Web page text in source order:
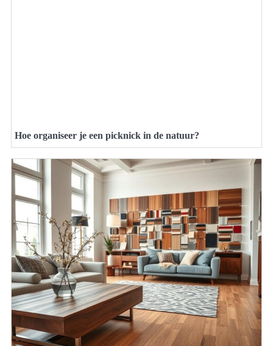
Hoe organiseer je een picknick in de natuur?